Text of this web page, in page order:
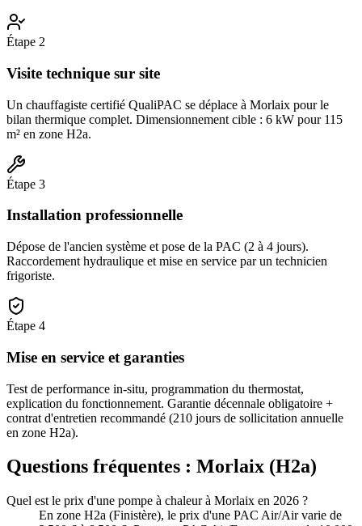
Étape 2
Visite technique sur site
Un chauffagiste certifié QualiPAC se déplace à Morlaix pour le
bilan thermique complet. Dimensionnement cible : 6 kW pour 115
m² en zone H2a.
Étape 3
Installation professionnelle
Dépose de l'ancien système et pose de la PAC (2 à 4 jours).
Raccordement hydraulique et mise en service par un technicien
frigoriste.
Étape 4
Mise en service et garanties
Test de performance in-situ, programmation du thermostat,
explication du fonctionnement. Garantie décennale obligatoire +
contrat d'entretien recommandé (210 jours de sollicitation annuelle
en zone H2a).
Questions fréquentes : Morlaix (H2a)
Quel est le prix d'une pompe à chaleur à Morlaix en 2026 ?
En zone H2a (Finistère), le prix d'une PAC Air/Air varie de